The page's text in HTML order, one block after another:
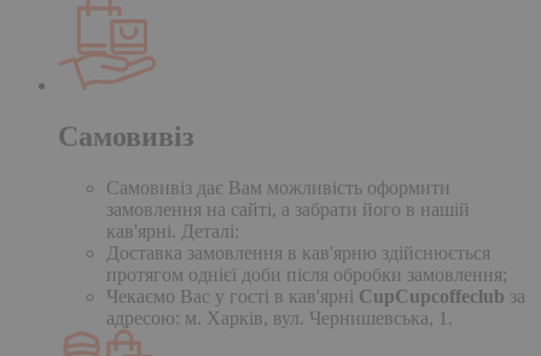
Самовивіз
Самовивіз дає Вам можливість оформити
замовлення на сайті, а забрати його в нашій
кав'ярні. Деталі:
Доставка замовлення в кав'ярню здійснюється
протягом однієї доби після обробки замовлення;
Чекаємо Вас у гості в кав'ярні CupCupcoffeclub за
адресою: м. Харків, вул. Чернишевська, 1.